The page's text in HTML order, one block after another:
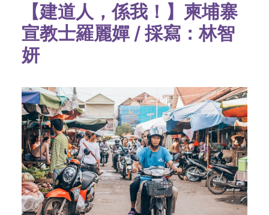
【建道人，係我！】柬埔寨
宣教士羅麗嬋 / 採寫：林智
妍